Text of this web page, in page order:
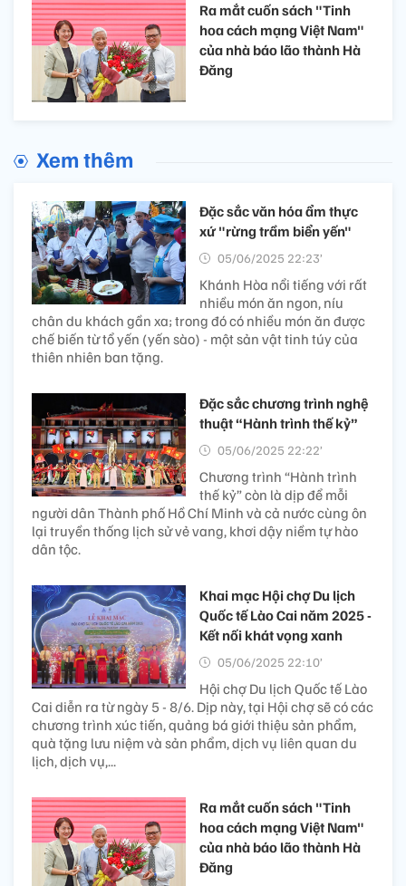
Ra mắt cuốn sách "Tinh
hoa cách mạng Việt Nam"
của nhà báo lão thành Hà
Đăng
Xem thêm
Đặc sắc văn hóa ẩm thực
xứ "rừng trầm biển yến"
05/06/2025 22:23’
Khánh Hòa nổi tiếng với rất
nhiều món ăn ngon, níu
chân du khách gần xa; trong đó có nhiều món ăn được
chế biến từ tổ yến (yến sào) - một sản vật tinh túy của
thiên nhiên ban tặng.
Đặc sắc chương trình nghệ
thuật “Hành trình thế kỷ”
05/06/2025 22:22’
Chương trình “Hành trình
thế kỷ” còn là dịp để mỗi
người dân Thành phố Hồ Chí Minh và cả nước cùng ôn
lại truyền thống lịch sử vẻ vang, khơi dậy niềm tự hào
dân tộc.
Khai mạc Hội chợ Du lịch
Quốc tế Lào Cai năm 2025 -
Kết nối khát vọng xanh
05/06/2025 22:10’
Hội chợ Du lịch Quốc tế Lào
Cai diễn ra từ ngày 5 - 8/6. Dịp này, tại Hội chợ sẽ có các
chương trình xúc tiến, quảng bá giới thiệu sản phẩm,
quà tặng lưu niệm và sản phẩm, dịch vụ liên quan du
lịch, dịch vụ,...
Ra mắt cuốn sách "Tinh
hoa cách mạng Việt Nam"
của nhà báo lão thành Hà
Đăng